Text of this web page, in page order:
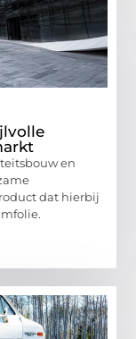
en
dat hierbij